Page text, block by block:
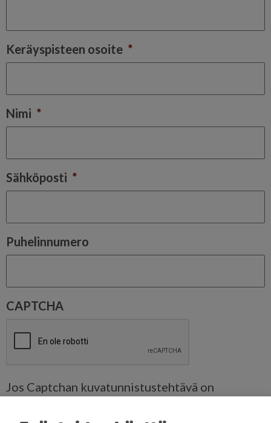
Keräyspisteen osoite *
Nimi *
Sähköposti *
Puhelinnumero
CAPTCHA
Jos Captchan kuvatunnistustehtävä on